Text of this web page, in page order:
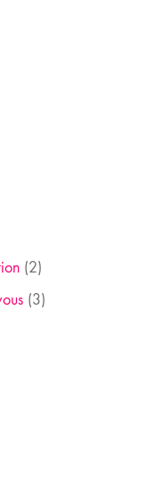
(2)
(3)